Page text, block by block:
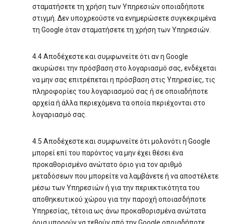
σταματήσετε τη χρήση των Υπηρεσιών οποιαδήποτε
στιγμή. Δεν υποχρεούστε να ενημερώσετε συγκεκριμένα
τη Google όταν σταματήσετε τη χρήση των Υπηρεσιών.
4.4 Αποδέχεστε και συμφωνείτε ότι αν η Google
ακυρώσει την πρόσβαση στο λογαριασμό σας, ενδέχεται
να μην σας επιτρέπεται η πρόσβαση στις Υπηρεσίες, τις
πληροφορίες του λογαριασμού σας ή σε οποιαδήποτε
αρχεία ή άλλα περιεχόμενα τα οποία περιέχονται στο
λογαριασμό σας.
4.5 Αποδέχεστε και συμφωνείτε ότι μολονότι η Google
μπορεί επί του παρόντος να μην έχει θέσει ένα
προκαθορισμένο ανώτατο όριο για τον αριθμό
μεταδόσεων που μπορείτε να λαμβάνετε ή να αποστέλετε
μέσω των Υπηρεσιών ή για την περιεκτικότητα του
αποθηκευτικού χώρου για την παροχή οποιασδήποτε
Υπηρεσίας, τέτοια ως άνω προκαθορισμένα ανώτατα